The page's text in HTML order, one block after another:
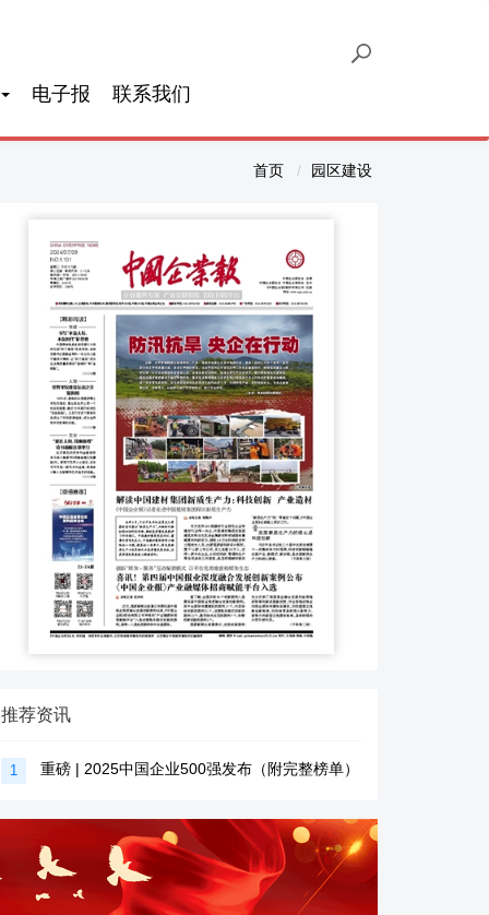
电子报 联系我们
首页 园区建设
推荐资讯
1 重磅 | 2025中国企业500强发布（附完整榜单）